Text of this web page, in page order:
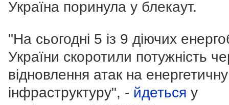
Україна поринула у блекаут.
"На сьогодні 5 із 9 діючих
України скоротили потужність
відновлення атак на енергетичну
інфраструктуру", - йдеться у